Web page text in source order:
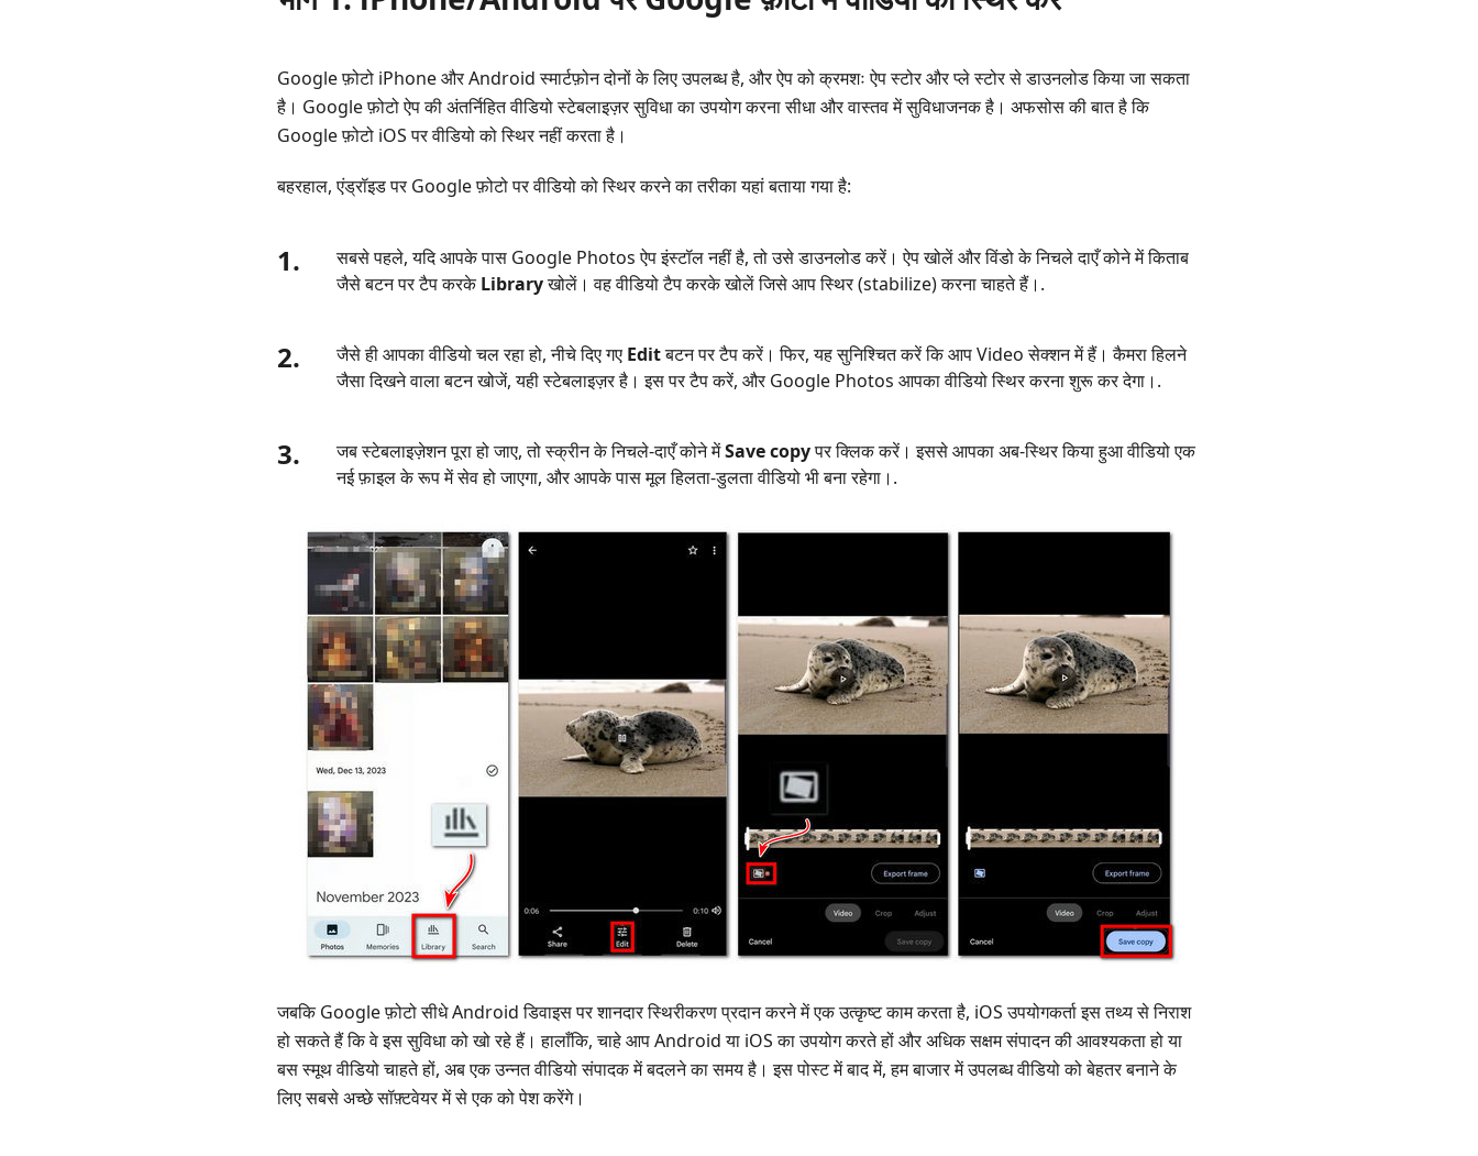
में
वीडियो
को
करें
डेस्कटॉप
पर
फ़ोटो
में
स्थिर
करें
3.
Google
फ़ोटो
ऑनलाइन
में
वीडियो
को
स्थिर
करें
भाग
4.
वीडियो
स्थिर
करने
के
पेशेवर
Google
फ़ोटो
विकल्प
Google फ़ोटो iPhone और Android स्मार्टफ़ोन दोनों के लिए उपलब्ध है, और ऐप को क्रमशः ऐप स्टोर और प्ले स्टोर से डाउनलोड किया जा सकता
है। Google फ़ोटो ऐप की अंतर्निहित वीडियो स्टेबलाइज़र सुविधा का उपयोग करना सीधा और वास्तव में सुविधाजनक है। अफसोस की बात है कि
Google फ़ोटो iOS पर वीडियो को स्थिर नहीं करता है।
बहरहाल, एंड्रॉइड पर Google फ़ोटो पर वीडियो को स्थिर करने का तरीका यहां बताया गया है:
1.
सबसे पहले, यदि आपके पास Google Photos ऐप इंस्टॉल नहीं है, तो उसे डाउनलोड करें। ऐप खोलें और विंडो के निचले दाएँ कोने में किताब
जैसे बटन पर टैप करकेLibraryखोलें। वह वीडियो टैप करके खोलें जिसे आप स्थिर (stabilize) करना चाहते हैं।.
2. जैसे ही आपका वीडियो चल रहा हो, नीचे दिए गए Editबटन पर टैप करें। फिर, यह सुनिश्चित करें कि आप Video सेक्शन में हैं। कैमरा हिलने
जैसा दिखने वाला बटन खोजें, यही स्टेबलाइज़र है। इस पर टैप करें, और Google Photos आपका वीडियो स्थिर करना शुरू कर देगा।.
3. जब स्टेबलाइज़ेशन पूरा हो जाए, तो स्क्रीन के निचले‑दाएँ कोने मेंSave copyपर क्लिक करें। इससे आपका अब‑स्थिर किया हुआ वीडियो एक
नई फ़ाइल के रूप में सेव हो जाएगा, और आपके पास मूल हिलता‑डुलता वीडियो भी बना रहेगा।.
जबकि Google फ़ोटो सीधे Android डिवाइस पर शानदार स्थिरीकरण प्रदान करने में एक उत्कृष्ट काम करता है, iOS उपयोगकर्ता इस तथ्य से निराश
हो सकते हैं कि वे इस सुविधा को खो रहे हैं। हालाँकि, चाहे आप Android या iOS का उपयोग करते हों और अधिक सक्षम संपादन की आवश्यकता हो या
बस स्मूथ वीडियो चाहते हों, अब एक उन्नत वीडियो संपादक में बदलने का समय है। इस पोस्ट में बाद में, हम बाजार में उपलब्ध वीडियो को बेहतर बनाने के
लिए सबसे अच्छे सॉफ़्टवेयर में से एक को पेश करेंगे।